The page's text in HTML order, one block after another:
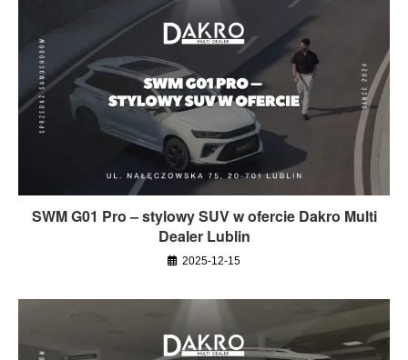
SWM G01 Pro – stylowy SUV w ofercie Dakro Multi
Dealer Lublin
2025-12-15